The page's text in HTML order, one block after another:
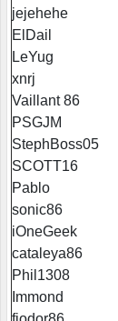
jejehehe
ElDail
LeYug
xnrj
Vaillant 86
PSGJM
StephBoss05
SCOTT16
Pablo
sonic86
iOneGeek
cataleya86
Phil1308
Immond